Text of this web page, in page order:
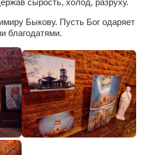
— демократичный ресторан
магазин — кафе
GARAGE» — магазин велосипедов
— супермаркет
двор
СТИХОВ НА ЗАКАЗ
сырость, холод, разруху.
Быкову. Пусть Бог одаряет
благодатями.